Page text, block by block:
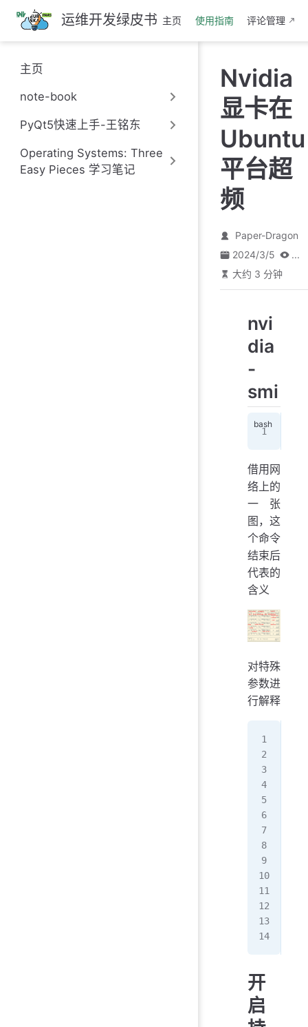
跳
至
主
要
內
运维开发绿皮书 主页 使用指南 评论管理
主页
note-book
PyQt5快速上手-王铭东
Operating Systems: Three
Easy Pieces 学习笔记
Nvidia
显卡在
Ubuntu
平台超
频
Paper-Dragon
2024/3/5
...
大约 3 分钟
nvi
dia
-
smi
借用网
络上的
一张
图，这
个命令
结束后
代表的
含义
对特殊
参数进
行解释
开
启